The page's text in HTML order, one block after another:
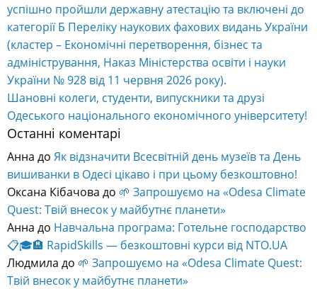
успішно пройшли державну атестацію та включені до
категорії Б Переліку наукових фахових видань України
(кластер – Економічні перетворення, бізнес та
адміністрування, Наказ Міністерства освіти і науки
України № 928 від 11 червня 2026 року).
Шановні колеги, студенти, випускники та друзі
Одеського національного економічного університету!
Останні коментарі
Анна до Як відзначити Всесвітній день музеїв та День
вишиванки в Одесі цікаво і при цьому безкоштовно!
Оксана Кібачова до 🌱 Запрошуємо на «Odesa Climate
Quest: Твій внесок у майбутнє планети»
Анна до Навчальна програма: Готельне господарство
📋🎓🏨 RapidSkills — безкоштовні курси від NTO.UA
Людмила до 🌱 Запрошуємо на «Odesa Climate Quest:
Твій внесок у майбутнє планети»